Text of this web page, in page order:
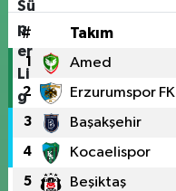
# Takım
1 Amed
2 Erzurumspor FK
3 Başakşehir
4 Kocaelispor
5 Beşiktaş